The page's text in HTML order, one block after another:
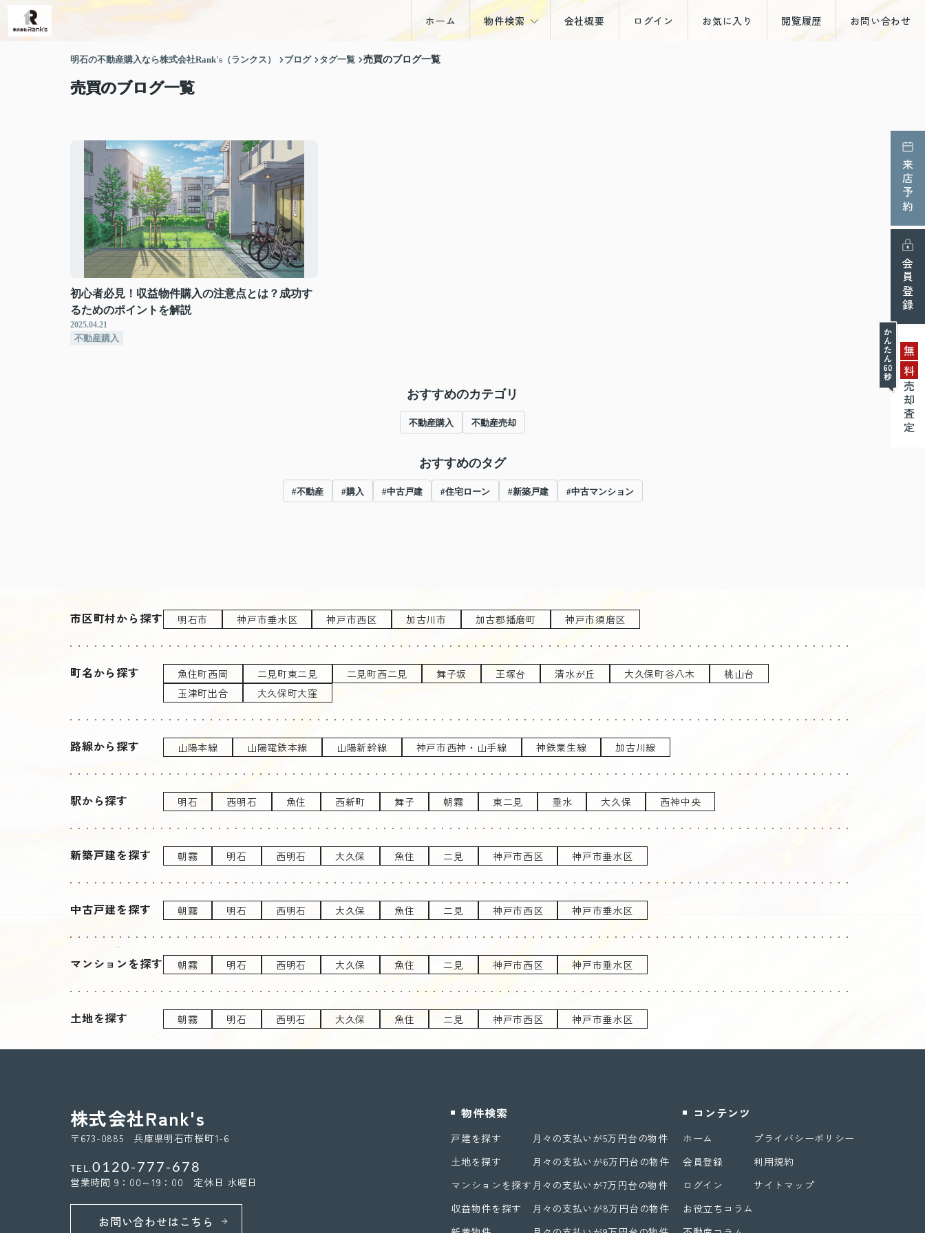
ホーム 物件検索 会社概要 ログイン お気に入り 閲覧履歴 お問い合わせ
来店予約
会員登録
無
料
売却査定
明石の不動産購入なら株式会社Rank's（ランクス） ブログ タグ一覧 売買のブログ一覧
売買のブログ一覧
初心者必見！収益物件購入の注意点とは？成功す
るためのポイントを解説
2025.04.21
不動産購入
おすすめのカテゴリ
不動産購入 不動産売却
おすすめのタグ
#不動産 #購入 #中古戸建 #住宅ローン #新築戸建 #中古マンション
市区町村から探す 明石市 神戸市垂水区 神戸市西区 加古川市 加古郡播磨町 神戸市須磨区
町名から探す 魚住町西岡 二見町東二見 二見町西二見 舞子坂 王塚台 清水が丘 大久保町谷八木
桃山台
玉津町出合
大久保町大窪
路線から探す 山陽本線 山陽電鉄本線 山陽新幹線 神戸市西神・山手線 神鉄粟生線 加古川線
駅から探す 明石 西明石 魚住 西新町 舞子 朝霧 東二見 垂水 大久保 西神中央
新築戸建を探す 朝霧 明石 西明石 大久保 魚住 二見 神戸市西区 神戸市垂水区
中古戸建を探す 朝霧 明石 西明石 大久保 魚住 二見 神戸市西区 神戸市垂水区
マンションを探す 朝霧 明石 西明石 大久保 魚住 二見 神戸市西区 神戸市垂水区
土地を探す 朝霧 明石 西明石 大久保 魚住 二見 神戸市西区 神戸市垂水区
株式会社Rank's
〒673-0885 兵庫県明石市桜町1-6
TEL.0120-777-678
営業時間 9：00～19：00 定休日 水曜日
お問い合わせはこちら
物件検索
戸建を探す
土地を探す
マンションを探す
収益物件を探す
月々の支払いが5万円台の物件
月々の支払いが6万円台の物件
月々の支払いが7万円台の物件
月々の支払いが8万円台の物件
コンテンツ
ホーム
会員登録
ログイン
お役立ちコラム
プライバシーポリシー
利用規約
サイトマップ